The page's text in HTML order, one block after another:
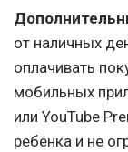
от наличных
оплачивать
мобильных
или YouTube
ребенка и не